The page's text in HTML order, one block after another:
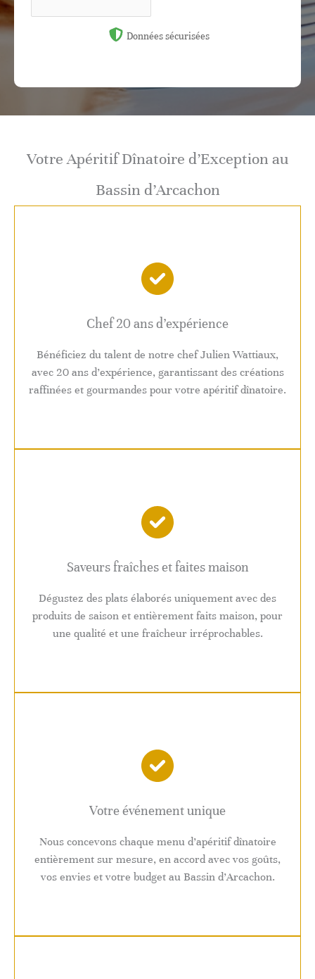
Données sécurisées
Votre Apéritif Dînatoire d’Exception au
Bassin d’Arcachon
Chef 20 ans d’expérience
Bénéficiez du talent de notre chef Julien Wattiaux,
avec 20 ans d’expérience, garantissant des créations
raffinées et gourmandes pour votre apéritif dînatoire.
Saveurs fraîches et faites maison
Dégustez des plats élaborés uniquement avec des
produits de saison et entièrement faits maison, pour
une qualité et une fraîcheur irréprochables.
Votre événement unique
Nous concevons chaque menu d’apéritif dînatoire
entièrement sur mesure, en accord avec vos goûts,
vos envies et votre budget au Bassin d’Arcachon.